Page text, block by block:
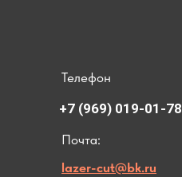
Почта:
lazer-cut@bk.ru
Телефон
+7 (969) 019-01-78